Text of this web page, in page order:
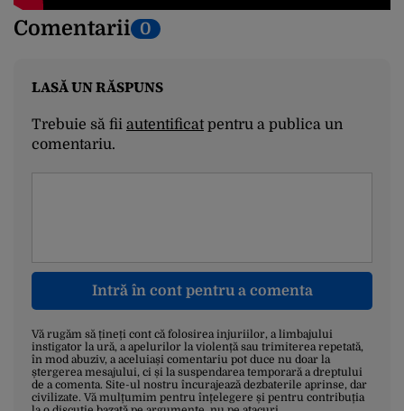
Comentarii 0
LASĂ UN RĂSPUNS
Trebuie să fii autentificatpentru a publica un
comentariu.
Intră în cont pentru a comenta
Vă rugăm să țineți cont că folosirea injuriilor, a limbajului
instigator la ură, a apelurilor la violență sau trimiterea repetată,
în mod abuziv, a aceluiași comentariu pot duce nu doar la
ștergerea mesajului, ci și la suspendarea temporară a dreptului
de a comenta. Site-ul nostru încurajează dezbaterile aprinse, dar
civilizate. Vă mulțumim pentru înțelegere și pentru contribuția